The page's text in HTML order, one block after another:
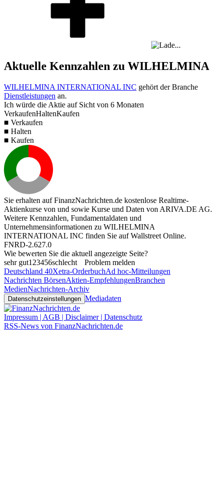
Aktuelle Kennzahlen zu WILHELMINA
WILHELMINA INTERNATIONAL INC gehört der Branche
Dienstleistungen an.
Ich würde die Aktie auf Sicht von 6 Monaten
VerkaufenHaltenKaufen
■ Verkaufen
■ Halten
■ Kaufen
Sie erhalten auf FinanzNachrichten.de kostenlose Realtime-
Aktienkurse von und sowie Kurse und Daten von ARIVA.DE AG.
Weitere Kennzahlen, Fundamentaldaten und
Unternehmensinformationen zu WILHELMINA
INTERNATIONAL INC finden Sie aufWallstreet Online.
FNRD-2.627.0
Wie bewerten Sie die aktuell angezeigte Seite?
sehr gut1 23456schlecht
Problem melden
Deutschland 40Xetra-OrderbuchAd hoc-Mitteilungen
Nachrichten BörsenAktien-EmpfehlungenBranchen
MedienNachrichten-Archiv
Datenschutzeinstellungen Mediadaten
Impressum | AGB | Disclaimer | Datenschutz
RSS-News von FinanzNachrichten.de